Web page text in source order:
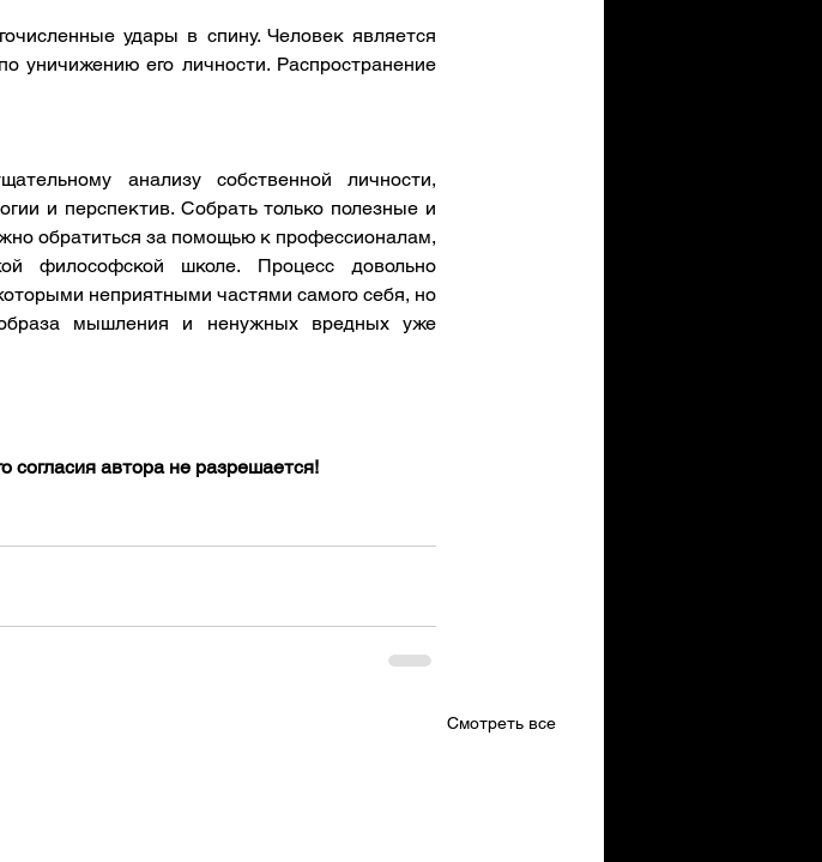
удары в спину. Человек является
уничижению его личности. Распространение
анализу собственной личности,
и перспектив. Собрать только полезные и
обратиться за помощью к профессионалам,
философской школе. Процесс довольно
неприятными частями самого себя, но
образа мышления и ненужных вредных уже
согласия автора не разрешается!
Смотреть все